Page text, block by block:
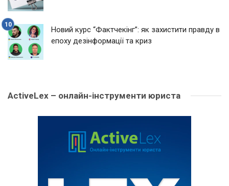
Новий курс “Фактчекінг”: як захистити правду в
епоху дезінформації та криз
ActiveLex – онлайн-інструменти юриста